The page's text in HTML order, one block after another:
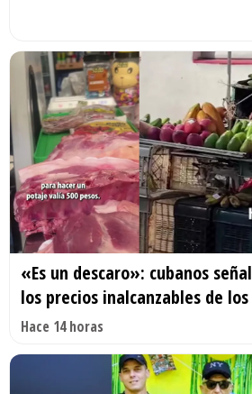
«Es un descaro»: cubanos
los precios inalcanzables de
Hace 14 horas